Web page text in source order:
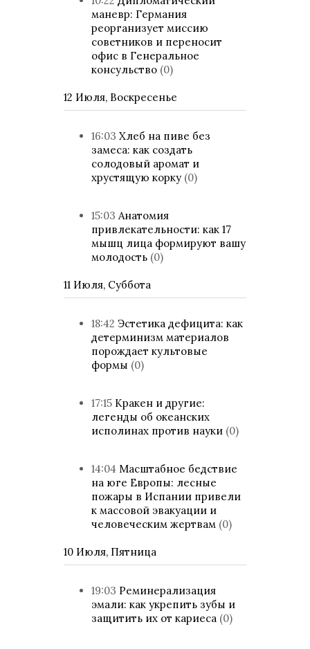
маневр: Германия
реорганизует миссию
советников и переносит
офис в Генеральное
консульство (0)
12 Июля, Воскресенье
16:03 Хлеб на пиве без
замеса: как создать
солодовый аромат и
хрустящую корку (0)
15:03 Анатомия
привлекательности: как 17
мышц лица формируют вашу
молодость (0)
11 Июля, Суббота
18:42 Эстетика дефицита: как
детерминизм материалов
порождает культовые
формы (0)
17:15 Кракен и другие:
легенды об океанских
исполинах против науки (0)
14:04 Масштабное бедствие
на юге Европы: лесные
пожары в Испании привели
к массовой эвакуации и
человеческим жертвам (0)
10 Июля, Пятница
19:03 Реминерализация
эмали: как укрепить зубы и
защитить их от кариеса (0)